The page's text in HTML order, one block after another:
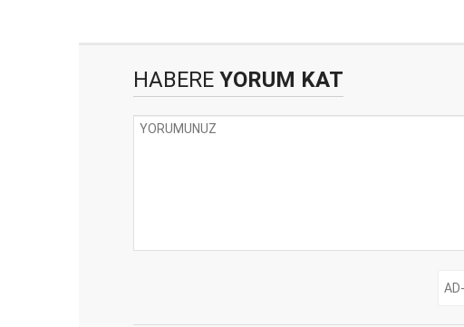
HABERE YORUM KAT